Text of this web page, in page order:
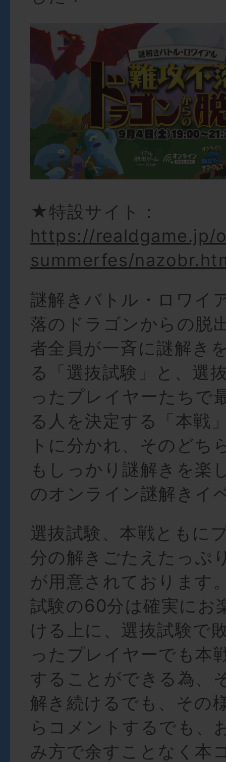
★特設サイト：
https://realdgame.jp/
summerfes/
謎解きバトル・ロワイ
落のドラゴンからの脱
者全員が一斉に謎解き
る「選抜試験」と、選
ったプレイヤーたちで
る人を決定する「本戦
トに分かれ、そのどち
もしっかり謎解きを楽
のオンライン謎解きイ
選抜試験、本戦ともに
分の解きごたえたっぷ
が用意されております
試験の60分は確実にお
ける上に、選抜試験で
ったプレイヤーでも本
することができる為、
解き続けるでも、その
らコメントするでも、
み方で余すことなく本